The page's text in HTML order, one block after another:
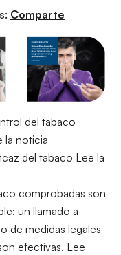
Comparte
del tabaco
la noticia
del tabaco Lee la
comprobadas son
un llamado a
de medidas legales
efectivas. Lee